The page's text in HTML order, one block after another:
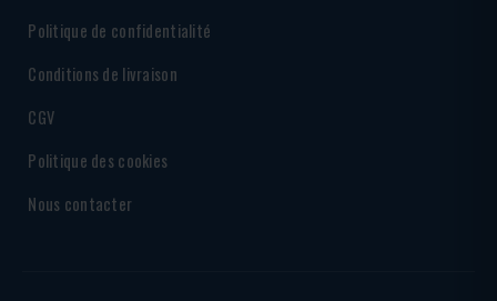
Politique de confidentialité
Conditions de livraison
CGV
Politique des cookies
Nous contacter